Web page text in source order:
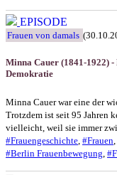
EPISODE
Frauen von damals
Minna Cauer (1841-1922)
Demokratie
Minna Cauer war eine der
Trotzdem ist seit 95 Jahren
vielleicht, weil sie immer
#Frauengeschichte, #Frauen,
#Berlin Frauenbewegung,